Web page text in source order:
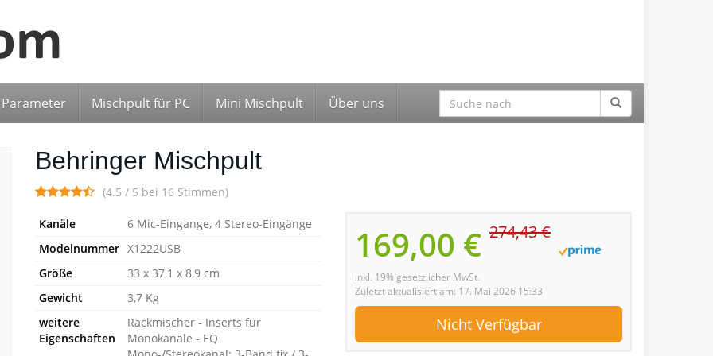
Parameter Mischpult für PC Mini Mischpult Über uns
Behringer Mischpult
(4.5 / 5 bei 16 Stimmen)
169,00 € 274,43 €
inkl. 19% gesetzlicher MwSt.
Zuletzt aktualisiert am: 17. Mai 2026 15:33
Nicht Verfügbar
Kanäle
6 Mic-Eingange, 4 Stereo-Eingänge
Modelnummer X1222USB
Größe
33 x 37,1 x 8,9 cm
Gewicht
3,7 Kg
weitere
Eigenschaften
Rackmischer - Inserts für
Monokanäle - EQ